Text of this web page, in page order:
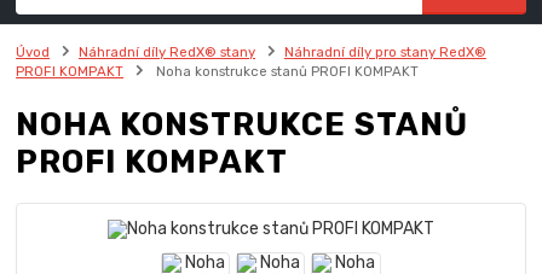
Úvod Náhradní díly RedX® stany
Náhradní díly pro stany RedX®
PROFI KOMPAKT
Noha konstrukce stanů PROFI KOMPAKT
NOHA KONSTRUKCE STANŮ
PROFI KOMPAKT